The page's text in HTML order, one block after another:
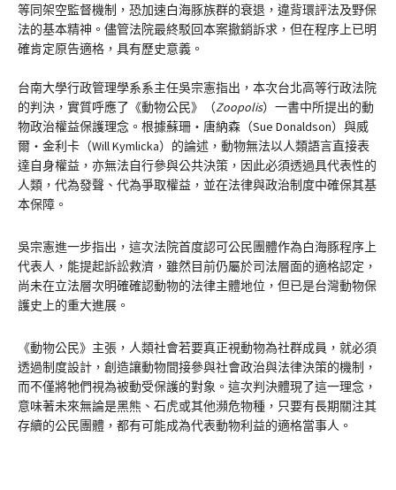
等同架空監督機制，恐加速白海豚族群的衰退，違背環評法及野保
法的基本精神。儘管法院最終駁回本案撤銷訴求，但在程序上已明
確肯定原告適格，具有歷史意義​。
台南大學行政管理學系系主任吳宗憲指出，本次台北高等行政法院
的判決，實質呼應了《動物公民》（Zoopolis）一書中所提出的動
物政治權益保護理念。根據蘇珊・唐納森（Sue Donaldson）與威
爾・金利卡（Will Kymlicka）的論述，動物無法以人類語言直接表
達自身權益，亦無法自行參與公共決策，因此必須透過具代表性的
人類，代為發聲、代為爭取權益，並在法律與政治制度中確保其基
本保障​。
吳宗憲進一步指出，這次法院首度認可公民團體作為白海豚程序上
代表人，能提起訴訟救濟，雖然目前仍屬於司法層面的適格認定，
尚未在立法層次明確確認動物的法律主體地位，但已是台灣動物保
護史上的重大進展。
《動物公民》主張，人類社會若要真正視動物為社群成員，就必須
透過制度設計，創造讓動物間接參與社會政治與法律決策的機制，
而不僅將牠們視為被動受保護的對象。這次判決體現了這一理念，
意味著未來無論是黑熊、石虎或其他瀕危物種，只要有長期關注其
存續的公民團體，都有可能成為代表動物利益的適格當事人。